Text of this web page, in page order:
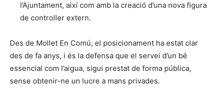
l’Ajuntament, així com amb la creació d’una nova figura
de controller extern.
Des de Mollet En Comú, el posicionament ha estat clar
des de fa anys, i és la defensa que el servei d’un bé
essencial com l’aigua, sigui prestat de forma pública,
sense obtenir-ne un lucre a mans privades.